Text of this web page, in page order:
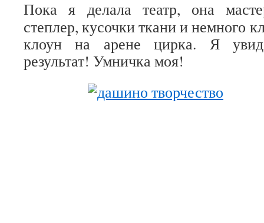
Пока я делала театр, она
степлер, кусочки ткани и немного
клоун на арене цирка. Я
результат! Умничка моя!